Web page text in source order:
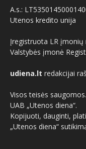
A.s.:
Utenos kredito unija
Įregistruota LR
Valstybės įmonė
udiena.lt redakcijai
Visos teisės
UAB „Utenos diena“.
Kopijuoti, dauginti,
„Utenos diena“